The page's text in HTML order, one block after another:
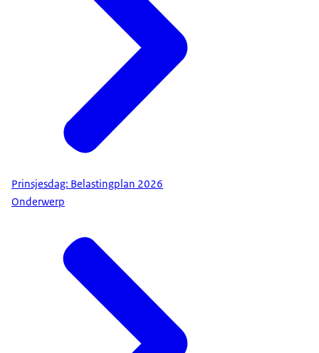
Prinsjesdag: Belastingplan 2026
Onderwerp